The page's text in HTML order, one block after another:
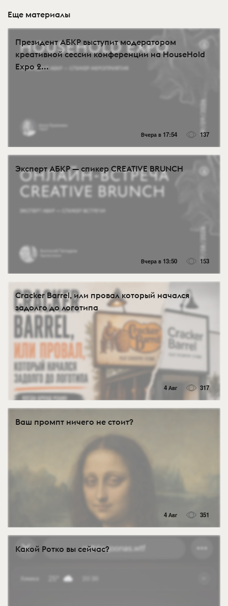
Еще материалы
Президент АБКР выступит модератором
креативной сессии конференции на HouseHold
Expo 2...
Вчера в 17:54 137
Эксперт АБКР — спикер CREATIVE BRUNCH
Вчера в 13:50 153
Cracker Barrel, или провал который начался
задолго до логотипа
4 Авг 317
Ваш промпт ничего не стоит?
4 Авг 351
Какой Ротко вы сейчас?